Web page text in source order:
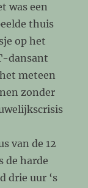
was een
thuis
op het
dansant
meteen
zonder
van de 12
de harde
drie uur ‘s